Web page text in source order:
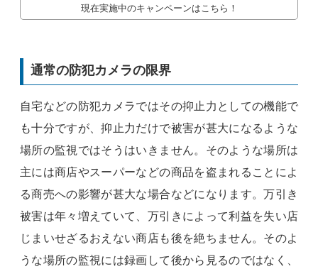
現在実施中のキャンペーンはこちら！
通常の防犯カメラの限界
自宅などの防犯カメラではその抑止力としての機能で
も十分ですが、抑止力だけで被害が甚大になるような
場所の監視ではそうはいきません。そのような場所は
主には商店やスーパーなどの商品を盗まれることによ
る商売への影響が甚大な場合などになります。万引き
被害は年々増えていて、万引きによって利益を失い店
じまいせざるおえない商店も後を絶ちません。そのよ
うな場所の監視には録画して後から見るのではなく、